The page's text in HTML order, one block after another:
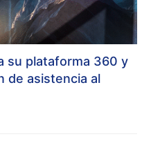
su plataforma 360 y
de asistencia al